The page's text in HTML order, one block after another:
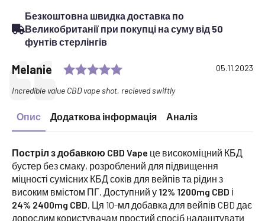
Безкоштовна швидка доставка по
Великобританії при покупці на суму від 50
фунтів стерлінгів
Testimonial
Author:
Melanie Rating: 5.0 out of 5 stars
Date:
05.11.2023
Text:
Incredible value CBD vape shot, recieved swiftly
Опис Додаткова інформація Аналіз
Постріл з добавкою CBD Vape це високоміцний КБД
бустер без смаку, розроблений для підвищення
міцності сумісних КБД соків для вейпів та рідин з
високим вмістом ПГ. Доступний у 12% 1200mg CBD і
24% 2400mg CBD, Ця 10-мл добавка для вейпів CBD дає
дорослим користувачам простий спосіб налаштувати